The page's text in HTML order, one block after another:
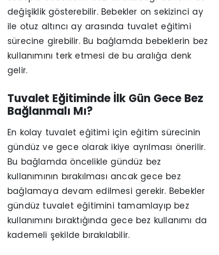
değişiklik gösterebilir. Bebekler on sekizinci ay
ile otuz altıncı ay arasında tuvalet eğitimi
sürecine girebilir. Bu bağlamda bebeklerin bez
kullanımını terk etmesi de bu aralığa denk
gelir.
Tuvalet Eğitiminde İlk Gün Gece Bez
Bağlanmalı Mı?
En kolay tuvalet eğitimi için eğitim sürecinin
gündüz ve gece olarak ikiye ayrılması önerilir.
Bu bağlamda öncelikle gündüz bez
kullanımının bırakılması ancak gece bez
bağlamaya devam edilmesi gerekir. Bebekler
gündüz tuvalet eğitimini tamamlayıp bez
kullanımını bıraktığında gece bez kullanımı da
kademeli şekilde bırakılabilir.